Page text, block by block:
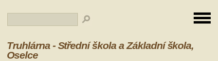
Truhlárna - Střední škola a Základní škola,
Oselce